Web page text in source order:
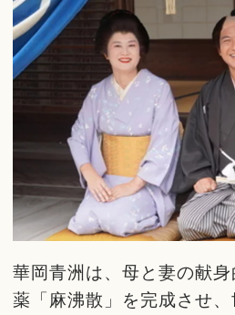
華岡青洲は、母と妻の献
薬「麻沸散」を完成させ